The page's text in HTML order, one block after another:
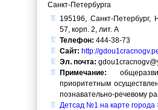
Санкт-Петербурга
195196, Санкт-Петербург,
57, корп. 2, лит. А
Телефон: 444-38-73
Сайт: http://
Эл. почта:
Примечание:
приоритетным
познавательно-речевому
Детсад №1 на карте города